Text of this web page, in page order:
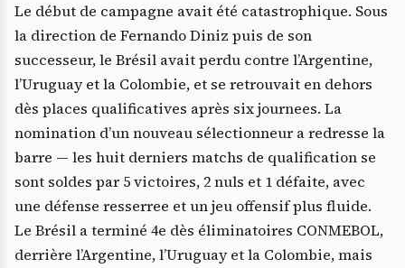
Le début de campagne avait été catastrophique. Sous
la direction de Fernando Diniz puis de son
successeur, le Brésil avait perdu contre l’Argentine,
l’Uruguay et la Colombie, et se retrouvait en dehors
dès places qualificatives après six journees. La
nomination d’un nouveau sélectionneur a redresse la
barre — les huit derniers matchs de qualification se
sont soldes par 5 victoires, 2 nuls et 1 défaite, avec
une défense resserree et un jeu offensif plus fluide.
Le Brésil a terminé 4e dès éliminatoires CONMEBOL,
derrière l’Argentine, l’Uruguay et la Colombie, mais